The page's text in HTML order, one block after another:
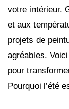
votre intérieur.
et aux
projets de
agréables.
pour
Pourquoi l’été